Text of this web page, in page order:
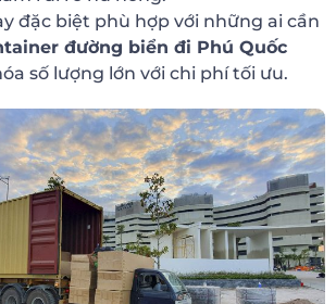
đặc biệt phù hợp với những ai cần
đường biển đi Phú Quốc
số lượng lớn với chi phí tối ưu.